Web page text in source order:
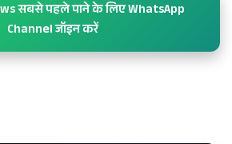
सबसे पहले पाने के लिए WhatsApp
Channel जॉइन करें